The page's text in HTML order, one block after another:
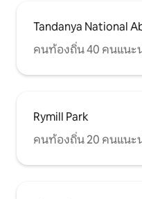
Tandanya National
คนท้องถิ่น 40 คนแนะ
Rymill Park
คนท้องถิ่น 20 คนแนะ